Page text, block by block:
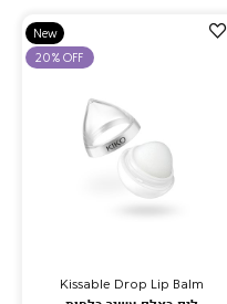
הוספה
New
20% OFF
Kissable Drop Lip Balm